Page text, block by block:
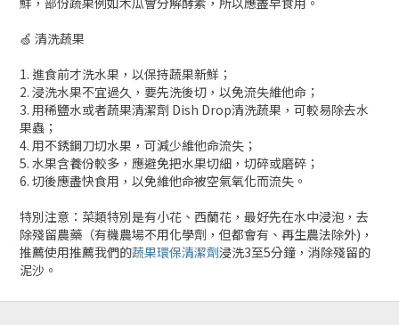
🍏 清洗蔬果
1. 進食前才洗水果，以保持蔬果新鮮；
2. 浸洗水果不宜過久，要先洗後切，以免流失維他命；
3. 用稀鹽水或者蔬果清潔劑 Dish Drop清洗蔬果，可較易除去水
果蟲；
4. 用不銹鋼刀切水果，可減少維他命流失；
5. 水果含養份較多，應避免把水果切細，切碎或磨碎；
6. 切後應盡快食用，以免維他命被空氣氧化而流失。
特別注意：菜類特別是有小花、西蘭花，最好先在水中浸泡，去
除殘留農藥（有機農場不用化學劑，但都會有、再生農法除外)，
推薦使用推薦我們的蔬果環保清潔劑浸洗3至5分鐘，消除殘留的
泥沙。